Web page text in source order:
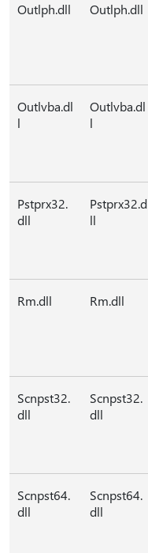
Outlph.dll Outlph.dll
Outlvba.dl
l
Outlvba.dl
l
Pstprx32.
dll
Pstprx32.d
ll
Rm.dll Rm.dll
Scnpst32.
dll
Scnpst32.
dll
Scnpst64.
dll
Scnpst64.
dll